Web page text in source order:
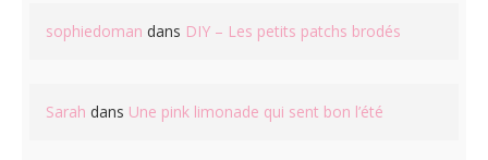
sophiedoman dans DIY – Les petits patchs brodés
Sarah dans Une pink limonade qui sent bon l’été